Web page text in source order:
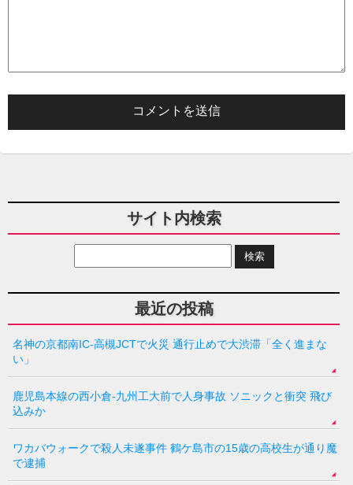
サイト内検索
最近の投稿
名神の京都南IC-高槻JCTで火災 通行止めで大渋滞「全く進まな
い」
鹿児島本線の西小倉-九州工大前で人身事故 ソニックと衝突 飛び
込みか
ワカバウォークで殺人未遂事件 鶴ケ島市の15歳の高校生が通り魔
で逮捕